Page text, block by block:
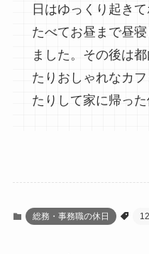
日はゆっくり起き
たべてお昼まで昼
ました。その後は
たりおしゃれなカ
たりして家に帰った
総務・事務職の休日